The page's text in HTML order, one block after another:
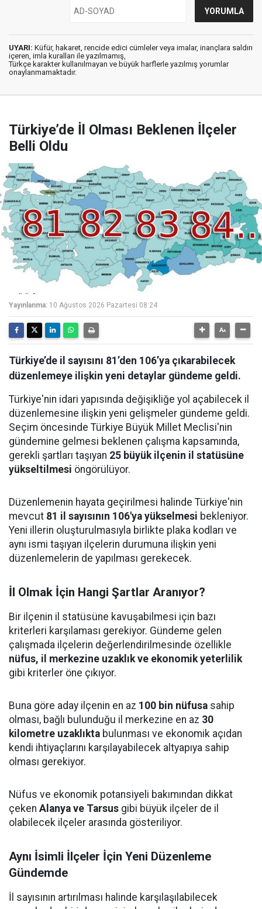
UYARI: Küfür, hakaret, rencide edici cümleler veya imalar, inançlara saldırı
içeren, imla kuralları ile yazılmamış,
Türkçe karakter kullanılmayan ve büyük harflerle yazılmış yorumlar
onaylanmamaktadır.
Türkiye’de İl Olması Beklenen İlçeler
Belli Oldu
Yayınlanma: 10 Ağustos 2026 Pazartesi 08:24
Türkiye’de il sayısını 81’den 106’ya çıkarabilecek
düzenlemeye ilişkin yeni detaylar gündeme geldi.
Türkiye'nin idari yapısında değişikliğe yol açabilecek il
düzenlemesine ilişkin yeni gelişmeler gündeme geldi.
Seçim öncesinde Türkiye Büyük Millet Meclisi'nin
gündemine gelmesi beklenen çalışma kapsamında,
gerekli şartları taşıyan 25 büyük ilçenin il statüsüne
yükseltilmesi öngörülüyor.
Düzenlemenin hayata geçirilmesi halinde Türkiye'nin
mevcut 81 il sayısının 106'ya yükselmesi bekleniyor.
Yeni illerin oluşturulmasıyla birlikte plaka kodları ve
aynı ismi taşıyan ilçelerin durumuna ilişkin yeni
düzenlemelerin de yapılması gerekecek.
İl Olmak İçin Hangi Şartlar Aranıyor?
Bir ilçenin il statüsüne kavuşabilmesi için bazı
kriterleri karşılaması gerekiyor. Gündeme gelen
çalışmada ilçelerin değerlendirilmesinde özellikle
nüfus, il merkezine uzaklık ve ekonomik yeterlilik
gibi kriterler öne çıkıyor.
Buna göre aday ilçenin en az 100 bin nüfusa sahip
olması, bağlı bulunduğu il merkezine en az 30
kilometre uzaklıkta bulunması ve ekonomik açıdan
kendi ihtiyaçlarını karşılayabilecek altyapıya sahip
olması gerekiyor.
Nüfus ve ekonomik potansiyeli bakımından dikkat
çeken Alanya ve Tarsus gibi büyük ilçeler de il
olabilecek ilçeler arasında gösteriliyor.
Aynı İsimli İlçeler İçin Yeni Düzenleme
Gündemde
İl sayısının artırılması halinde karşılaşılabilecek